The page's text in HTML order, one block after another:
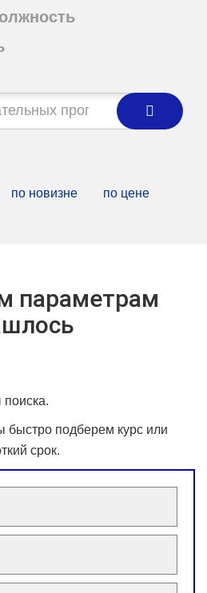
по новизне по цене
параметрам
быстро подберем курс или
срок.